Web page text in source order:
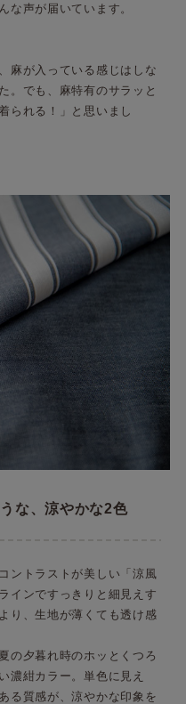
な声が届いています。
麻が入っている感じはしな
。でも、麻特有のサラッと
られる！」と思いまし
な、涼やかな2色
ントラストが美しい「涼風
インですっきりと細見えす
り、生地が薄くても透け感
の夕暮れ時のホッとくつろ
濃紺カラー。単色に見え
る質感が、涼やかな印象を